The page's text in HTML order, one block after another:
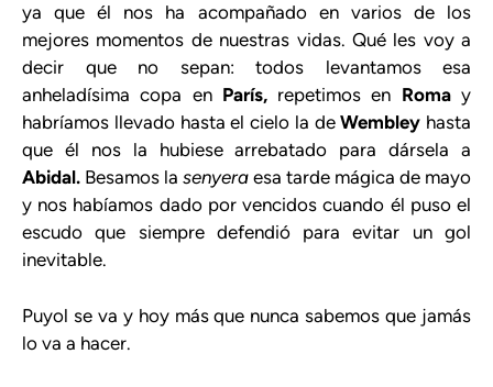
ya que él nos ha acompañado en varios de los
mejores momentos de nuestras vidas. Qué les voy a
decir que no sepan: todos levantamos esa
anheladísima copa en París,repetimos en Romay
habríamos llevado hasta el cielo la deWembley hasta
que él nos la hubiese arrebatado para dársela a
Abidal. Besamos la senyera esa tarde mágica de mayo
y nos habíamos dado por vencidos cuando él puso el
escudo que siempre defendió para evitar un gol
inevitable.
Puyol se va y hoy más que nunca sabemos que jamás
lo va a hacer.